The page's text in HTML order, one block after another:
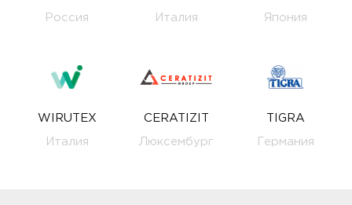
Россия Италия Япония
WIRUTEX
Италия
CERATIZIT
Люксембург
TIGRA
Германия